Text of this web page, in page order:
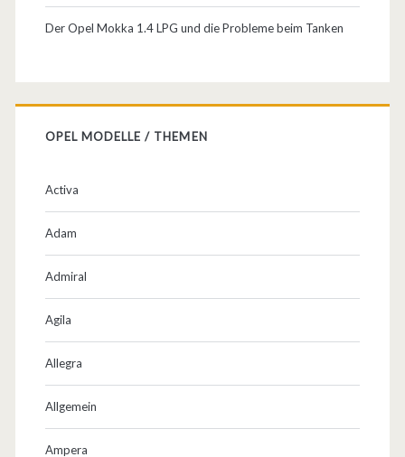
r
a
e
n
Der Opel Mokka 1.4 LPG und die Probleme beim Tanken
OPEL MODELLE / THEMEN
Activa
Adam
Admiral
Agila
Allegra
Allgemein
Ampera